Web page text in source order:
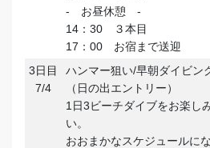
- お昼休憩 -
14：30 ３本目
17：00 お宿まで送迎
3日目
7/4
ハンマー狙い/早朝ダイビン
（日の出エントリー）
1日3ビーチダイブをお楽し
い。
おおまかなスケジュールに